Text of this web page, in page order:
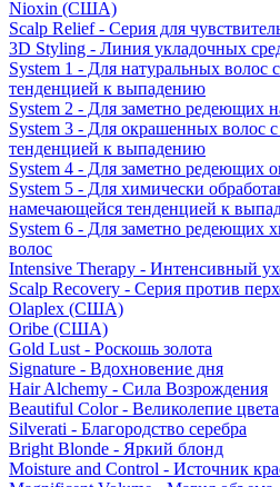
Nioxin (США)
Scalp Relief - Серия для
3D Styling - Линия укладочных
System 1 - Для натуральных волос
тенденцией к выпадению
System 2 - Для заметно редеющих
System 3 - Для окрашенных волос
тенденцией к выпадению
System 4 - Для заметно редеющих
System 5 - Для химически
намечающейся тенденцией к
System 6 - Для заметно редеющих
волос
Intensive Therapy - Интенсивный
Scalp Recovery - Серия против
Olaplex (США)
Oribe (США)
Gold Lust - Роскошь золота
Signature - Вдохновение дня
Hair Alchemy - Сила Возрождения
Beautiful Color - Великолепие цвета
Silverati - Благородство серебра
Bright Blonde - Яркий блонд
Moisture and Control - Источник